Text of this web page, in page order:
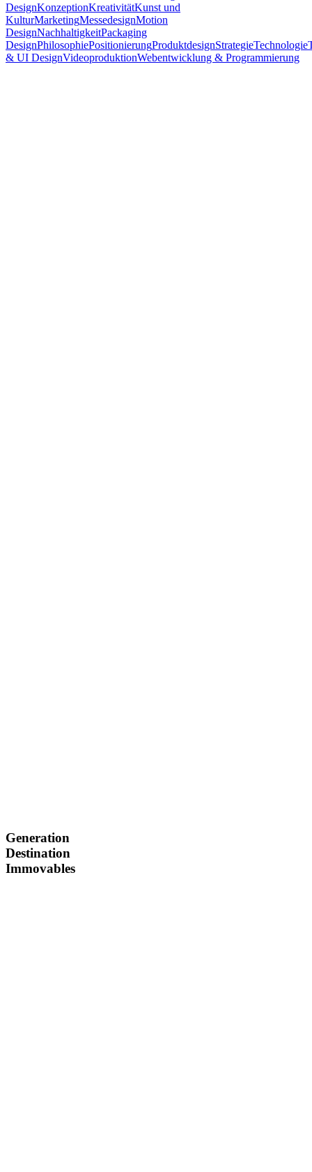
DesignKonzeptionKreativitätKunst und
KulturMarketingMessedesignMotion
DesignNachhaltigkeitPackaging
DesignPhilosophiePositionierungProduktdesignStrategieTechnologie
& UI DesignVideoproduktionWebentwicklung & Programmierung
Generation
Destination
Immovables
Generation
Destination
Immovables